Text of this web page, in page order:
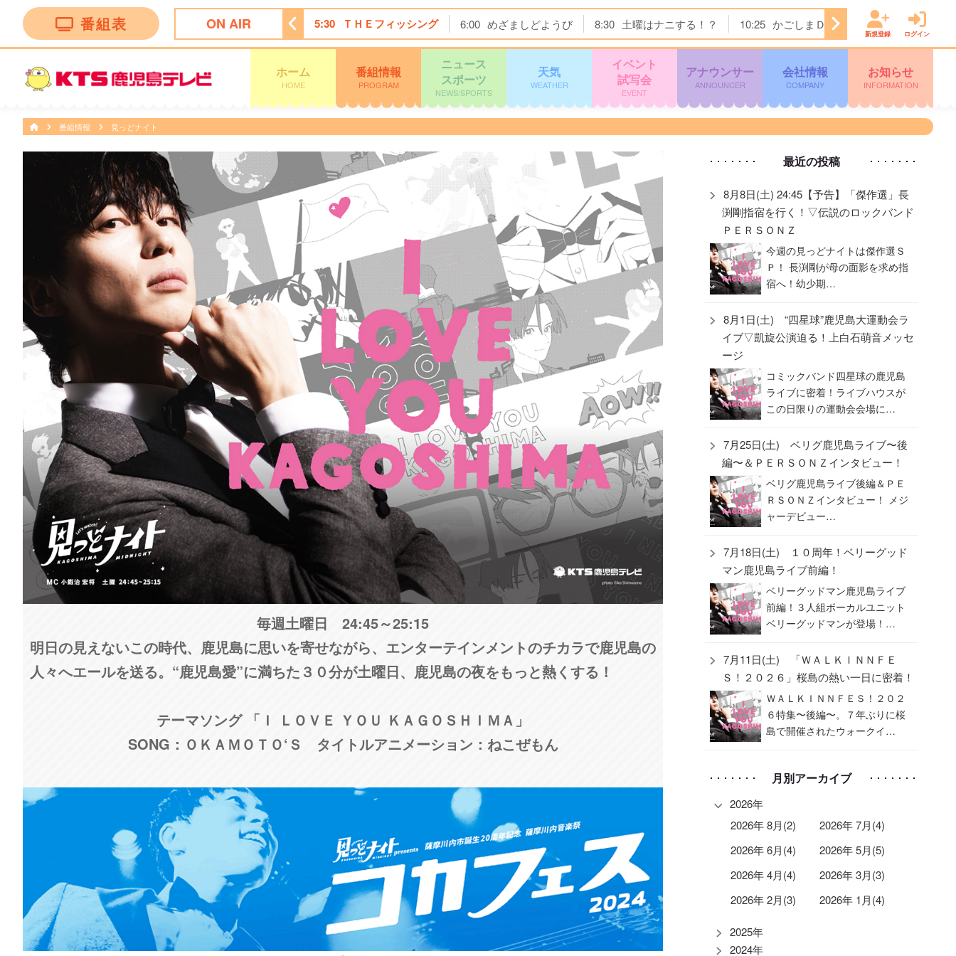
番組表 ON AIR
ビショッピング 5:00 ディーニーズテレビショッピング 5:30 ＴＨＥフィッシング 6:00 めざましどようび 8:30 土曜はナニする！？ 10:25 かごしまＤＯ！ 11:15 テレビシ
新規登録 ログイン
ホーム
HOME
番組情報
PROGRAM
ニュース
スポーツ
NEWS/SPORTS
天気
WEATHER
イベント
試写会
EVENT
アナウンサー
ANNOUNCER
会社情報
COMPANY
お知らせ
INFORMATION
番組情報 見っどナイト
毎週土曜日 24:45～25:15
明日の見えないこの時代、鹿児島に思いを寄せながら、エンターテインメントのチカラで鹿児島の
人々へエールを送る。“鹿児島愛”に満ちた３０分が土曜日、鹿児島の夜をもっと熱くする！
テーマソング 「Ｉ ＬＯＶＥ ＹＯＵ ＫＡＧＯＳＨＩＭＡ」
SONG：ＯＫＡＭＯＴＯ‘Ｓ タイトルアニメーション：ねこぜもん
最近の投稿
8月8日(土) 24:45【予告】「傑作選」長
渕剛指宿を行く！▽伝説のロックバンド
ＰＥＲＳＯＮＺ
今週の見っどナイトは傑作選Ｓ
Ｐ！ 長渕剛が母の面影を求め指
宿へ！幼少期…
8月1日(土) “四星球”鹿児島大運動会ラ
イブ▽凱旋公演迫る！上白石萌音メッセ
ージ
コミックバンド四星球の鹿児島
ライブに密着！ライブハウスが
この日限りの運動会会場に…
7月25日(土) ベリグ鹿児島ライブ〜後
編〜＆ＰＥＲＳＯＮＺインタビュー！
ベリグ鹿児島ライブ後編＆ＰＥ
ＲＳＯＮＺインタビュー！ メジ
ャーデビュー…
7月18日(土) １０周年！ベリーグッド
マン鹿児島ライブ前編！
ベリーグッドマン鹿児島ライブ
前編！３人組ボーカルユニット
ベリーグッドマンが登場！…
7月11日(土) 「ＷＡＬＫＩＮＮＦＥ
Ｓ！２０２６」桜島の熱い一日に密着！
ＷＡＬＫＩＮＮＦＥＳ！２０２
６特集〜後編〜。７年ぶりに桜
島で開催されたウォークイ…
月別アーカイブ
2026年
2026年 8月(2)
2026年 7月(4)
2026年 6月(4)
2026年 5月(5)
2026年 4月(4)
2026年 3月(3)
2026年 2月(3)
2026年 1月(4)
2025年
2024年